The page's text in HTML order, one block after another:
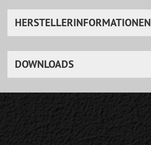
HERSTELLERINFORMATIONEN
DOWNLOADS